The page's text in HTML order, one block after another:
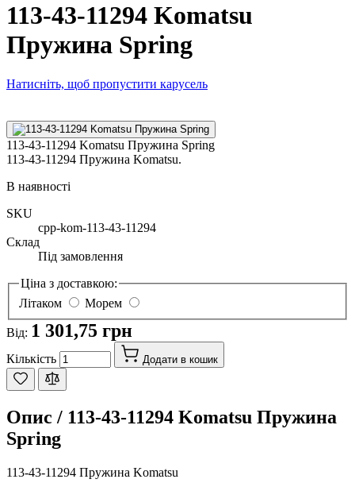
113-43-11294 Komatsu
Пружина Spring
Натисніть, щоб пропустити карусель
113-43-11294 Komatsu Пружина Spring
113-43-11294 Пружина Komatsu.
В наявності
SKU
cpp-kom-113-43-11294
Склад
Під замовлення
Ціна з доставкою:
Літаком
Морем
Від: 1 301,75 грн
Кількість Додати в кошик
Опис / 113-43-11294 Komatsu Пружина
Spring
113-43-11294 Пружина Komatsu